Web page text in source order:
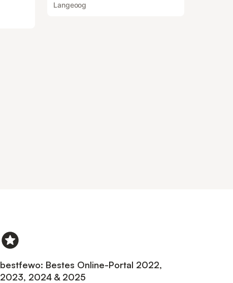
Langeoog
bestfewo: Bestes Online-Portal 2022,
2023, 2024 & 2025